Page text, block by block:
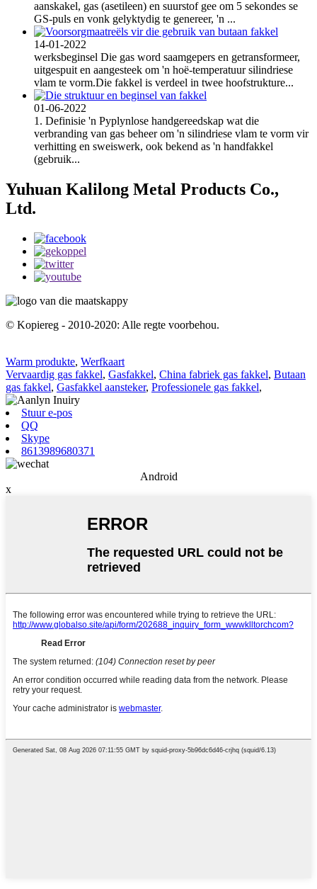
aanskakel, gas (asetileen) en suurstof gee om 5 sekondes se
GS-puls en vonk gelyktydig te genereer, 'n ...
14-01-2022
werksbeginsel Die gas word saamgepers en getransformeer,
uitgespuit en aangesteek om 'n hoë-temperatuur silindriese
vlam te vorm.Die fakkel is verdeel in twee hoofstrukture...
01-06-2022
1. Definisie 'n Pyplynlose handgereedskap wat die
verbranding van gas beheer om 'n silindriese vlam te vorm vir
verhitting en sweiswerk, ook bekend as 'n handfakkel
(gebruik...
Yuhuan Kalilong Metal Products Co.,
Ltd.
© Kopiereg - 2010-2020: Alle regte voorbehou.
Warm produkte, Werfkaart
Vervaardig gas fakkel, Gasfakkel, China fabriek gas fakkel, Butaan
gas fakkel, Gasfakkel aansteker, Professionele gas fakkel,
Stuur e-pos
QQ
Skype
8613989680371
Android
x